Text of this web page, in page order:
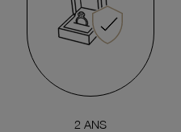
2 ANS